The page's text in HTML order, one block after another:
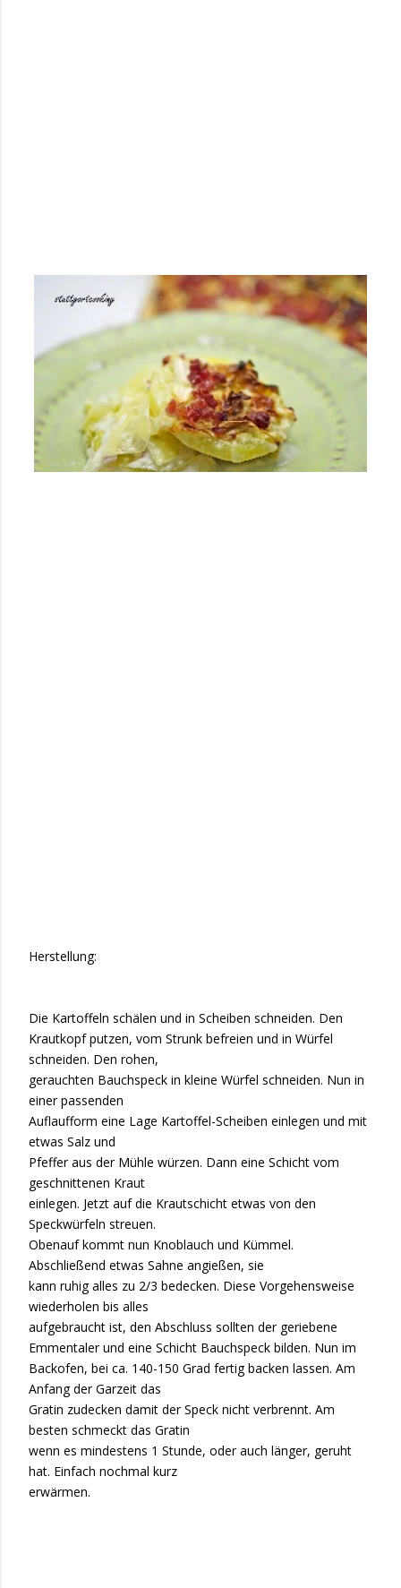
Herstellung:
Die Kartoffeln schälen und in Scheiben schneiden. Den
Krautkopf putzen, vom Strunk befreien und in Würfel
schneiden. Den rohen,
gerauchten Bauchspeck in kleine Würfel schneiden. Nun in
einer passenden
Auflaufform eine Lage Kartoffel-Scheiben einlegen und mit
etwas Salz und
Pfeffer aus der Mühle würzen. Dann eine Schicht vom
geschnittenen Kraut
einlegen. Jetzt auf die Krautschicht etwas von den
Speckwürfeln streuen.
Obenauf kommt nun Knoblauch und Kümmel.
Abschließend etwas Sahne angießen, sie
kann ruhig alles zu 2/3 bedecken. Diese Vorgehensweise
wiederholen bis alles
aufgebraucht ist, den Abschluss sollten der geriebene
Emmentaler und eine Schicht Bauchspeck bilden. Nun im
Backofen, bei ca. 140-150 Grad fertig backen lassen. Am
Anfang der Garzeit das
Gratin zudecken damit der Speck nicht verbrennt. Am
besten schmeckt das Gratin
wenn es mindestens 1 Stunde, oder auch länger, geruht
hat. Einfach nochmal kurz
erwärmen.